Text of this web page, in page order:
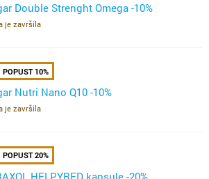
Double Strenght Omega -10%
je završila
POPUST 10%
Nutri Nano Q10 -10%
je završila
POPUST 20%
HELPYRED kapsule -20%